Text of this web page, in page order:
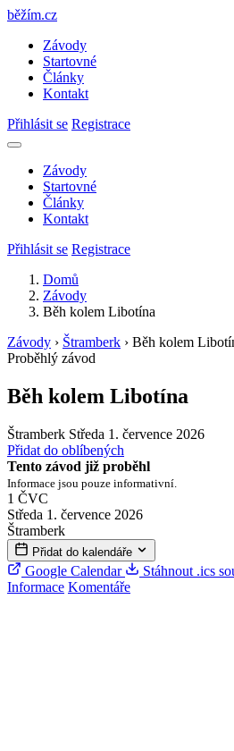
běžím.cz
Závody
Startovné
Články
Kontakt
Přihlásit se Registrace
Závody
Startovné
Články
Kontakt
Přihlásit se Registrace
Domů
Závody
Běh kolem Libotína
Závody › Štramberk › Běh kolem
Proběhlý závod
Běh kolem Libotína
Štramberk Středa 1. července 2026
Přidat do oblíbených
Tento závod již proběhl
Informace jsou pouze informativní.
1 ČVC
Středa 1. července 2026
Štramberk
Přidat do kalendáře
Google Calendar
Stáhnout .ics
Informace Komentáře